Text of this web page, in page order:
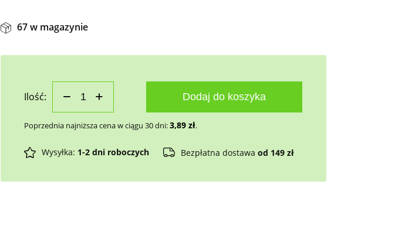
67 w magazynie
Ilość: Dodaj do koszyka
Poprzednia najniższa cena w ciągu 30 dni:3,89 zł.
Wysyłka: 1-2 dni roboczych Bezpłatna dostawa od 149 zł